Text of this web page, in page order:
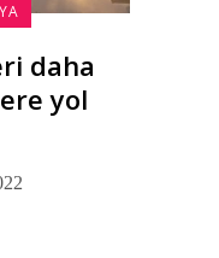
daha
yol